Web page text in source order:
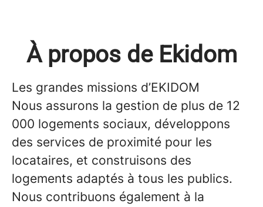
À propos de Ekidom
Les grandes missions d’EKIDOM
Nous assurons la gestion de plus de 12
000 logements sociaux, développons
des services de proximité pour les
locataires, et construisons des
logements adaptés à tous les publics.
Nous contribuons également à la